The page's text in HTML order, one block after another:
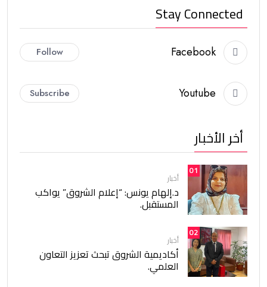
Stay Connected
Facebook
Follow
Youtube
Subscribe
أخر الأخبار
01
أخبار
د.إلهام يونس: “إعلام الشروق” يواكب
المستقبل.
02
أخبار
أكاديمية الشروق تبحث تعزيز التعاون
العلمي.